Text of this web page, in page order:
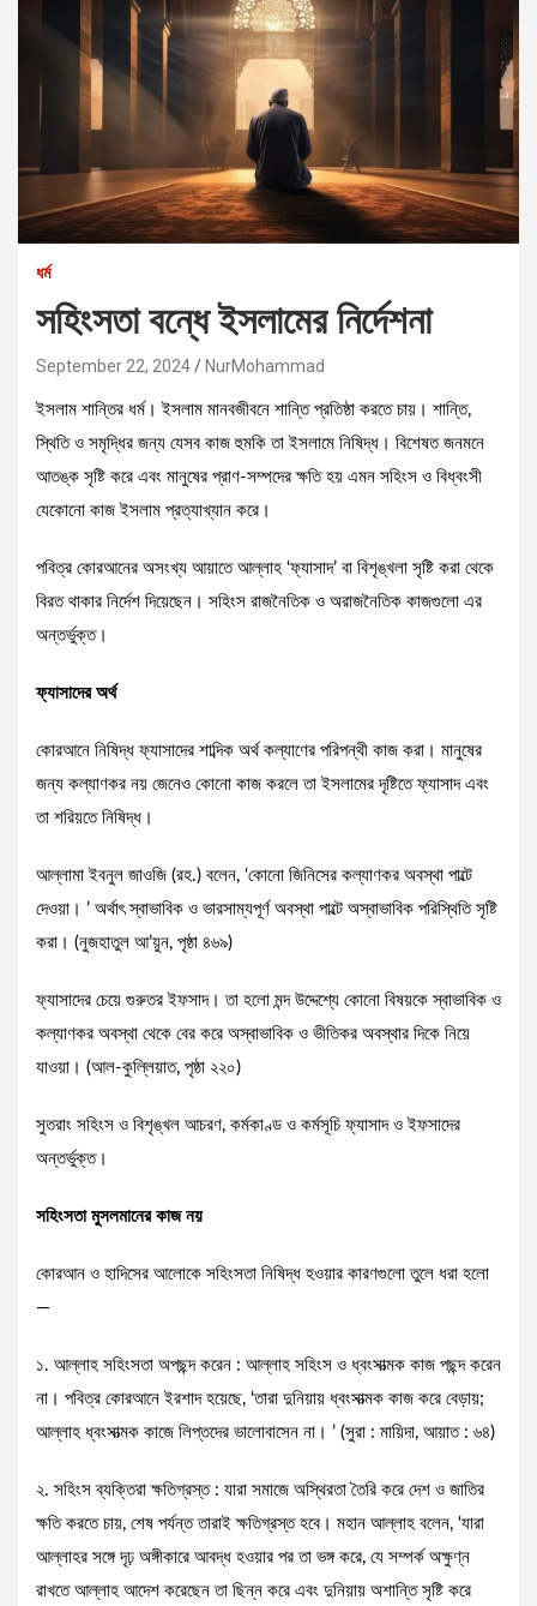
ধর্ম
সহিংসতা বন্ধে ইসলামের নির্দেশনা
September 22, 2024 NurMohammad
ইসলাম শান্তির ধর্ম। ইসলাম মানবজীবনে শান্তি প্রতিষ্ঠা করতে চায়। শান্তি,
স্থিতি ও সমৃদ্ধির জন্য যেসব কাজ হুমকি তা ইসলামে নিষিদ্ধ। বিশেষত জনমনে
আতঙ্ক সৃষ্টি করে এবং মানুষের প্রাণ-সম্পদের ক্ষতি হয় এমন সহিংস ও বিধ্বংসী
যেকোনো কাজ ইসলাম প্রত্যাখ্যান করে।
পবিত্র কোরআনের অসংখ্য আয়াতে আল্লাহ ‘ফ্যাসাদ’ বা বিশৃঙ্খলা সৃষ্টি করা থেকে
বিরত থাকার নির্দেশ দিয়েছেন। সহিংস রাজনৈতিক ও অরাজনৈতিক কাজগুলো এর
অন্তর্ভুক্ত।
ফ্যাসাদের অর্থ
কোরআনে নিষিদ্ধ ফ্যাসাদের শাব্দিক অর্থ কল্যাণের পরিপন্থী কাজ করা। মানুষের
জন্য কল্যাণকর নয় জেনেও কোনো কাজ করলে তা ইসলামের দৃষ্টিতে ফ্যাসাদ এবং
তা শরিয়তে নিষিদ্ধ।
আল্লামা ইবনুল জাওজি (রহ.) বলেন, ‘কোনো জিনিসের কল্যাণকর অবস্থা পাল্টে
দেওয়া। ’ অর্থাৎ স্বাভাবিক ও ভারসাম্যপূর্ণ অবস্থা পাল্টে অস্বাভাবিক পরিস্থিতি সৃষ্টি
করা। (নুজহাতুল আ’য়ুন, পৃষ্ঠা ৪৬৯)
ফ্যাসাদের চেয়ে গুরুতর ইফসাদ। তা হলো মন্দ উদ্দেশ্যে কোনো বিষয়কে স্বাভাবিক ও
কল্যাণকর অবস্থা থেকে বের করে অস্বাভাবিক ও ভীতিকর অবস্থার দিকে নিয়ে
যাওয়া। (আল-কুল্লিয়াত, পৃষ্ঠা ২২০)
সুতরাং সহিংস ও বিশৃঙ্খল আচরণ, কর্মকাণ্ড ও কর্মসূচি ফ্যাসাদ ও ইফসাদের
অন্তর্ভুক্ত।
সহিংসতা মুসলমানের কাজ নয়
কোরআন ও হাদিসের আলোকে সহিংসতা নিষিদ্ধ হওয়ার কারণগুলো তুলে ধরা হলো
—
১. আল্লাহ সহিংসতা অপছন্দ করেন : আল্লাহ সহিংস ও ধ্বংসাত্মক কাজ পছন্দ করেন
না। পবিত্র কোরআনে ইরশাদ হয়েছে, ‘তারা দুনিয়ায় ধ্বংসাত্মক কাজ করে বেড়ায়;
আল্লাহ ধ্বংসাত্মক কাজে লিপ্তদের ভালোবাসেন না। ’ (সুরা : মায়িদা, আয়াত : ৬৪)
২. সহিংস ব্যক্তিরা ক্ষতিগ্রস্ত : যারা সমাজে অস্থিরতা তৈরি করে দেশ ও জাতির
ক্ষতি করতে চায়, শেষ পর্যন্ত তারাই ক্ষতিগ্রস্ত হবে। মহান আল্লাহ বলেন, ‘যারা
আল্লাহর সঙ্গে দৃঢ় অঙ্গীকারে আবদ্ধ হওয়ার পর তা ভঙ্গ করে, যে সম্পর্ক অক্ষুণ্ন
রাখতে আল্লাহ আদেশ করেছেন তা ছিন্ন করে এবং দুনিয়ায় অশান্তি সৃষ্টি করে